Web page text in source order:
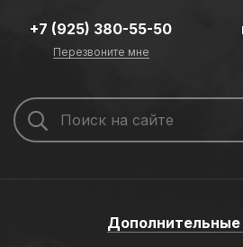
+7 (925) 380-55-50
Перезвоните мне
Дополнительные